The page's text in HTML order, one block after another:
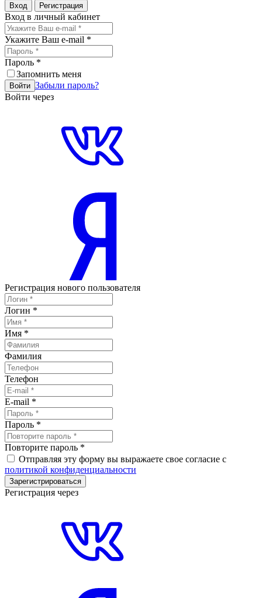
Вход Регистрация
Вход в личный кабинет
Укажите Ваш e-mail *
Пароль *
Запомнить меня
Войти Забыли пароль?
Войти через
Регистрация нового пользователя
Логин *
Имя *
Фамилия
Телефон
E-mail *
Пароль *
Повторите пароль *
Отправляя эту форму вы выражаете свое согласие с
политикой конфиденциальности
Зарегистрироваться
Регистрация через